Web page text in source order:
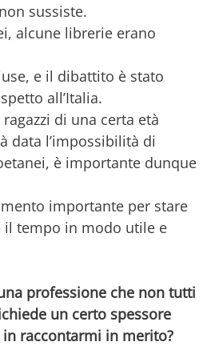
sussiste.
alcune librerie erano
e il dibattito è stato
all’Italia.
di una certa età
data l’impossibilità di
è importante dunque
importante per stare
il tempo in modo utile e
professione che non tutti
un certo spessore
raccontarmi in merito?